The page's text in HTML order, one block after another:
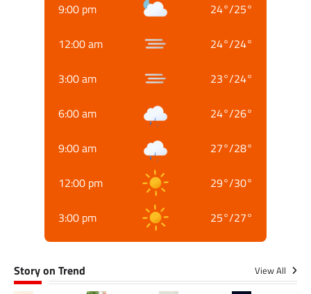
9:00 pm 24°/25°
12:00 am 24°/24°
3:00 am 23°/24°
6:00 am 24°/26°
9:00 am 27°/28°
12:00 pm 29°/30°
3:00 pm 25°/27°
Story on Trend View All